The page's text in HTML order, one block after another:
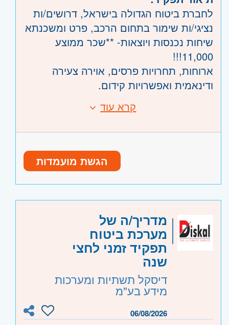
ירושלים- יהודה ושומרון
השפלה- ראשון לציון ונס- ציונה, רמלה לוד,
רחובות, יבנה
לחברת ביטוח הגדולה בישראל, דרושים/ות
נציגי/ות שימור בתחום הרכב, פרט ומשכנתא
שיחות נכנסות ויוצאות- **שכר ממוצע
11,000!!!
ארוחות, תחרויות פרסים, אוירה צעירה
ודינאמית ואפשרויות קידום.
כושר שכנוע - חובה
משרה מלאה,משרה חלקית,
משמרות,לפי שעות
אזור: שרון - ראש העין
ירושלים- ירושלים, בית שמש
- גליל, טבריה והכנרת, עפולה, נצרת
ובית שאן, עכו, נהריה והגליל המערבי, קריות
ועמק זבולון, חיפה והכרמל
- קרית גת, באר שבע, דימונה, אשקלון,
ערד וים המלח
קרא עוד
הגשת מועמדות
מדריך/ה של
מערכת ביטוח
תפקיד זמני לחצי
שנה
דיסקל תשתיות ומערכות
מידע בע"מ
06/08/2026